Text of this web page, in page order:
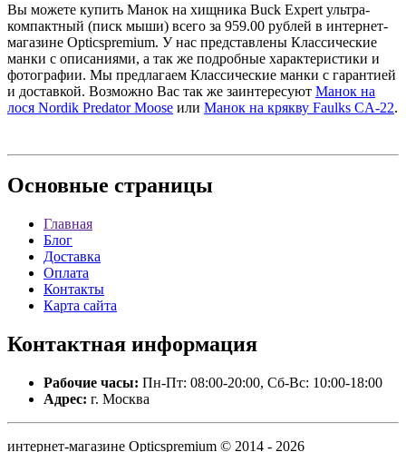
Вы можете купить Манок на хищника Buck Expert ультра-
компактный (писк мыши) всего за 959.00 рублей в интернет-
магазине Opticspremium. У нас представлены Классические
манки с описаниями, а так же подробные характеристики и
фотографии. Мы предлагаем Классические манки с гарантией
и доставкой. Возможно Вас так же заинтересуют Манок на
лося Nordik Predator Moose или Манок на крякву Faulks CA-22.
Основные страницы
Главная
Блог
Доставка
Оплата
Контакты
Карта сайта
Контактная информация
Рабочие часы: Пн-Пт: 08:00-20:00, Сб-Вс: 10:00-18:00
Адрес: г. Москва
интернет-магазине Opticspremium © 2014 - 2026